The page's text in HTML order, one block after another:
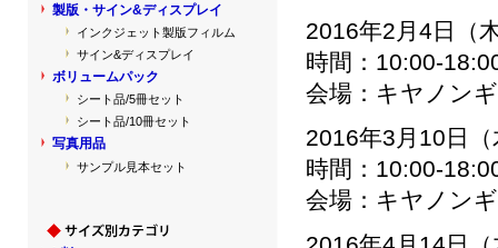
2016年2月4日（
時間：10:00-
会場：キヤノン
2016年3月10日
時間：10:00-
会場：キヤノン
製版・サイン&ディスプレイ
インクジェット製版フィルム
サイン&ディスプレイ
ボリュームパック
シート品/5冊セット
シート品/10冊セット
写真用品
サンプル見本セット